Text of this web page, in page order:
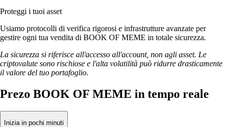
Proteggi i tuoi asset
Usiamo protocolli di verifica rigorosi e infrastrutture avanzate per
gestire ogni tua vendita di BOOK OF MEME in totale sicurezza.
La sicurezza si riferisce all'accesso all'account, non agli asset. Le
criptovalute sono rischiose e l'alta volatilità può ridurre drasticamente
il valore del tuo portafoglio.
Prezo BOOK OF MEME in tempo reale
Inizia in pochi minuti